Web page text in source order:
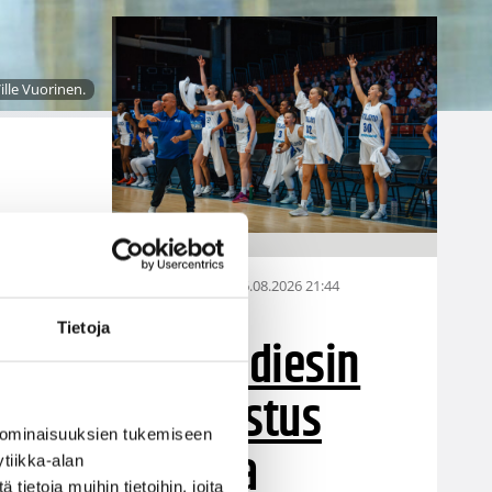
Tietoja
tukemiseen
alan
tietoja muihin tietoihin, joita
Vuorinen.
06.08.2026 21:44
Susiladiesin
puolustus
rautaa